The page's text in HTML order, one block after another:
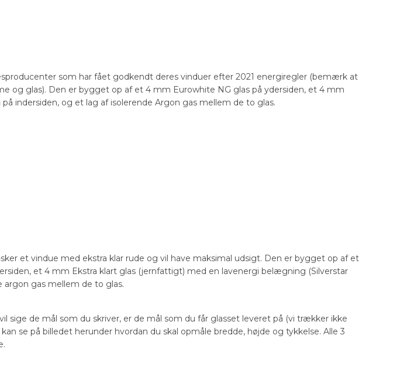
som har fået godkendt deres vinduer efter 2021 energiregler (bemærk at
og glas). Den er bygget op af et 4 mm Eurowhite NG glas på ydersiden, et 4 mm
indersiden, og et lag af isolerende Argon gas mellem de to glas.
et vindue med ekstra klar rude og vil have maksimal udsigt. Den er bygget op af et
et 4 mm Ekstra klart glas (jernfattigt) med en lavenergi belægning (Silverstar
argon gas mellem de to glas.
sige de mål som du skriver, er de mål som du får glasset leveret på (vi trækker ikke
se på billedet herunder hvordan du skal opmåle bredde, højde og tykkelse. Alle 3